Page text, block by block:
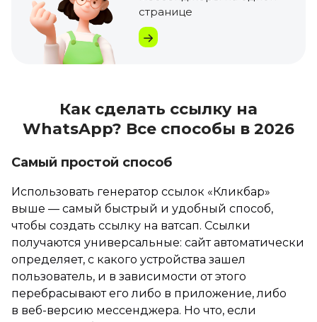
странице
Как сделать ссылку на
WhatsApp? Все способы в 2026
Самый простой способ
Использовать генератор ссылок «Кликбар»
выше — самый быстрый и удобный способ,
чтобы создать ссылку на ватсап. Ссылки
получаются универсальные: сайт автоматически
определяет, с какого устройства зашел
пользователь, и в зависимости от этого
перебрасывают его либо в приложение, либо
в веб-версию мессенджера. Но что, если